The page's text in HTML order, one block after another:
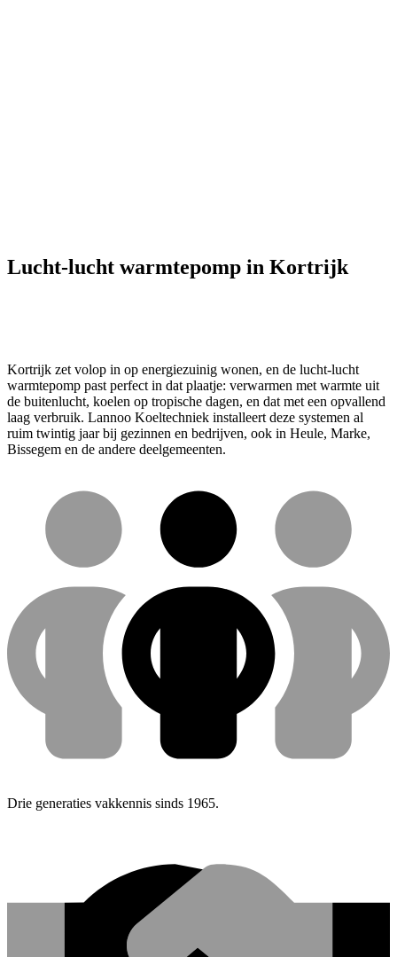
Lucht-lucht warmtepomp in Kortrijk
Kortrijk zet volop in op energiezuinig wonen, en de lucht-lucht
warmtepomp past perfect in dat plaatje: verwarmen met warmte uit
de buitenlucht, koelen op tropische dagen, en dat met een opvallend
laag verbruik. Lannoo Koeltechniek installeert deze systemen al
ruim twintig jaar bij gezinnen en bedrijven, ook in Heule, Marke,
Bissegem en de andere deelgemeenten.
Drie generaties vakkennis sinds 1965.